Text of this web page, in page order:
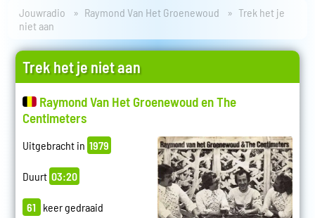
Jouwradio Raymond Van Het Groenewoud
Trek het je
niet aan
Trek het je niet aan
Raymond Van Het Groenewoud en The
Centimeters
Uitgebracht in 1979
Duurt 03:20
61 keer gedraaid